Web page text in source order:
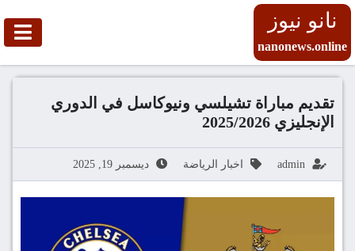
نانو نيوز
nanonews.online
تقديم مباراة تشيلسي ونيوكاسل في الدوري
الإنجليزي 2025/2026
admin اخبار الرياضة ديسمبر 19, 2025